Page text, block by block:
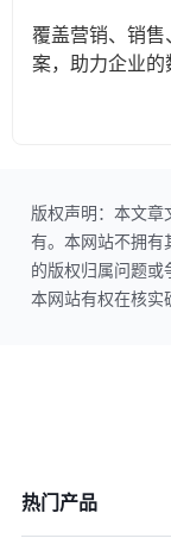
覆盖营销、销
案，助力企业的
版权声明：本文章
有。本网站不拥有
的版权归属问题或
本网站有权在核实
热门产品